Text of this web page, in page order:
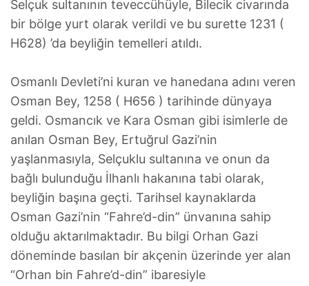
Selçuk sultanının teveccühüyle, Bilecik civarında
bir bölge yurt olarak verildi ve bu surette 1231 (
H628) ’da beyliğin temelleri atıldı.
Osmanlı Devleti’ni kuran ve hanedana adını veren
Osman Bey, 1258 ( H656 ) tarihinde dünyaya
geldi. Osmancık ve Kara Osman gibi isimlerle de
anılan Osman Bey, Ertuğrul Gazi’nin
yaşlanmasıyla, Selçuklu sultanına ve onun da
bağlı bulunduğu İlhanlı hakanına tabi olarak,
beyliğin başına geçti. Tarihsel kaynaklarda
Osman Gazi’nin “Fahre’d-din” ünvanına sahip
olduğu aktarılmaktadır. Bu bilgi Orhan Gazi
döneminde basılan bir akçenin üzerinde yer alan
“Orhan bin Fahre’d-din” ibaresiyle